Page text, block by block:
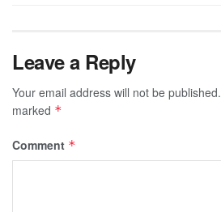
Leave a Reply
Your email address will not be published.
marked *
Comment *